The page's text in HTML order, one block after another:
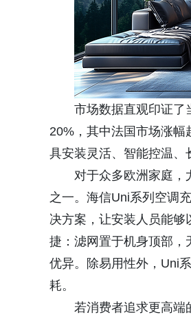
市场数据直观印证了
20%，其中法国市场涨
具安装灵活、智能控温、
对于众多欧洲家庭，
之一。海信Uni系列空调
决方案，让安装人员能
捷：滤网置于机身顶部，
优异。除易用性外，Uni
耗。
若消费者追求更高端